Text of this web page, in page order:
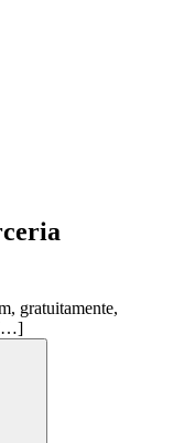
gratuitamente,
[…]